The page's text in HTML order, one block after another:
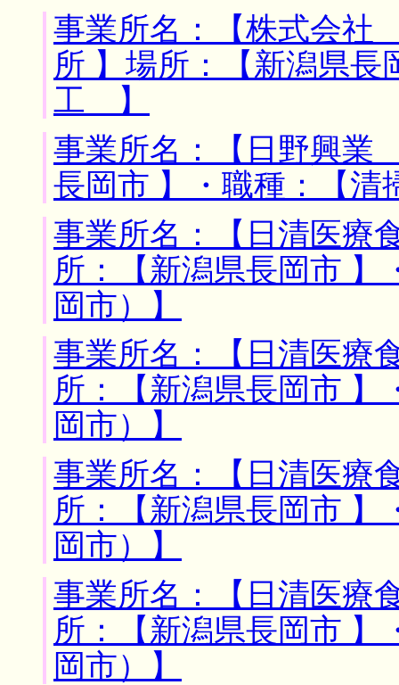
事業所名：【株式会
所 】場所：【新潟県長
工 】
事業所名：【日野興業
長岡市 】・職種：【清
事業所名：【日清医療
所：【新潟県長岡市 】
岡市）】
事業所名：【日清医療
所：【新潟県長岡市 】
岡市）】
事業所名：【日清医療
所：【新潟県長岡市 】
岡市）】
事業所名：【日清医療
所：【新潟県長岡市 】
岡市）】